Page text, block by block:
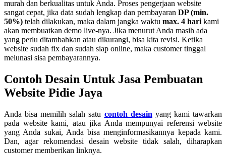
murah dan berkualitas untuk Anda. Proses pengerjaan website
sangat cepat, jika data sudah lengkap dan pembayaran DP (min.
50%) telah dilakukan, maka dalam jangka waktu max. 4 hari kami
akan membuatkan demo live-nya. Jika menurut Anda masih ada
yang perlu ditambahkan atau dikurangi, bisa kita revisi. Ketika
website sudah fix dan sudah siap online, maka customer tinggal
melunasi sisa pembayarannya.
Contoh Desain Untuk Jasa Pembuatan
Website Pidie Jaya
Anda bisa memilih salah satu contoh desain yang kami tawarkan
pada website kami, atau jika Anda mempunyai referensi website
yang Anda sukai, Anda bisa menginformasikannya kepada kami.
Dan, agar rekomendasi desain website tidak salah, diharapkan
customer memberikan linknya.